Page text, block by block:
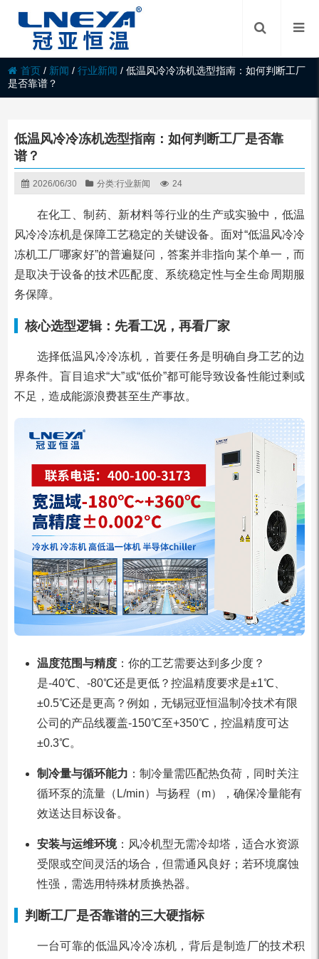
首页 / 新闻 /行业新闻 /低温风冷冷冻机选型指南：如何判断工厂
是否靠谱？
低温风冷冷冻机选型指南：如何判断工厂是否靠
谱？
2026/06/30 分类:行业新闻 24
在化工、制药、新材料等行业的生产或实验中，低温
风冷冷冻机是保障工艺稳定的关键设备。面对“低温风冷冷
冻机工厂哪家好”的普遍疑问，答案并非指向某个单一，而
是取决于设备的技术匹配度、系统稳定性与全生命周期服
务保障。
核心选型逻辑：先看工况，再看厂家
选择低温风冷冷冻机，首要任务是明确自身工艺的边
界条件。盲目追求“大”或“低价”都可能导致设备性能过剩或
不足，造成能源浪费甚至生产事故。
温度范围与精度：你的工艺需要达到多少度？
是-40℃、-80℃还是更低？控温精度要求是±1℃、
±0.5℃还是更高？例如，无锡冠亚恒温制冷技术有限
公司的产品线覆盖-150℃至+350℃，控温精度可达
±0.3℃。
制冷量与循环能力 ：制冷量需匹配热负荷，同时关注
循环泵的流量（L/min）与扬程（m），确保冷量能有
效送达目标设备。
安装与运维环境：风冷机型无需冷却塔，适合水资源
受限或空间灵活的场合，但需通风良好；若环境腐蚀
性强，需选用特殊材质换热器。
判断工厂是否靠谱的三大硬指标
一台可靠的低温风冷冷冻机，背后是制造厂的技术积